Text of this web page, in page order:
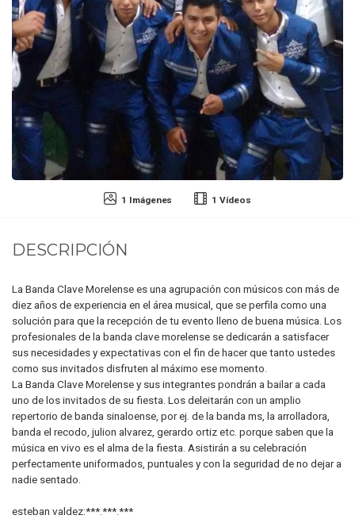
1 Imágenes 1 Vídeos
DESCRIPCIÓN
La Banda Clave Morelense es una agrupación con músicos con más de
diez años de experiencia en el área musical, que se perfila como una
solución para que la recepción de tu evento lleno de buena música. Los
profesionales de la banda clave morelense se dedicarán a satisfacer
sus necesidades y expectativas con el fin de hacer que tanto ustedes
como sus invitados disfruten al máximo ese momento.
La Banda Clave Morelense y sus integrantes pondrán a bailar a cada
uno de los invitados de su fiesta. Los deleitarán con un amplio
repertorio de banda sinaloense, por ej. de la banda ms, la arrolladora,
banda el recodo, julion alvarez, gerardo ortiz etc. porque saben que la
música en vivo es el alma de la fiesta. Asistirán a su celebración
perfectamente uniformados, puntuales y con la seguridad de no dejar a
nadie sentado.
esteban valdez:***.***.***